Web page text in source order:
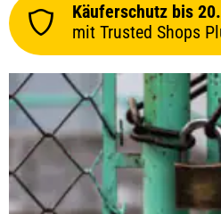
Käuferschutz bis
mit Trusted Shops